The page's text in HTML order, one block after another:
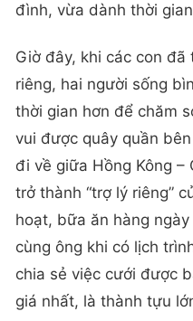
đình, vừa dành thời
Giờ đây, khi các con
riêng, hai người sống
thời gian hơn để chăm
vui được quây quần
đi về giữa Hồng Kông –
trở thành “trợ lý riêng”
hoạt, bữa ăn hàng
cùng ông khi có lịch
chia sẻ việc cưới được
giá nhất, là thành tựu